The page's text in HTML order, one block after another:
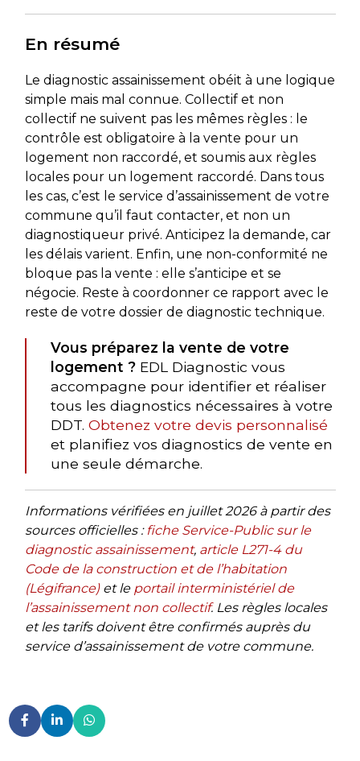
En résumé
Le diagnostic assainissement obéit à une logique
simple mais mal connue. Collectif et non
collectif ne suivent pas les mêmes règles : le
contrôle est obligatoire à la vente pour un
logement non raccordé, et soumis aux règles
locales pour un logement raccordé. Dans tous
les cas, c’est le service d’assainissement de votre
commune qu’il faut contacter, et non un
diagnostiqueur privé. Anticipez la demande, car
les délais varient. Enfin, une non-conformité ne
bloque pas la vente : elle s’anticipe et se
négocie. Reste à coordonner ce rapport avec le
reste de votre dossier de diagnostic technique.
Vous préparez la vente de votre
logement ?EDL Diagnostic vous
accompagne pour identifier et réaliser
tous les diagnostics nécessaires à votre
DDT. Obtenez votre devis personnalisé
et planifiez vos diagnostics de vente en
une seule démarche.
Informations vérifiées en juillet 2026 à partir des
sources officielles : fiche Service-Public sur le
diagnostic assainissement, article L271-4 du
Code de la construction et de l’habitation
(Légifrance)et le portail interministériel de
l’assainissement non collectif. Les règles locales
et les tarifs doivent être confirmés auprès du
service d’assainissement de votre commune.